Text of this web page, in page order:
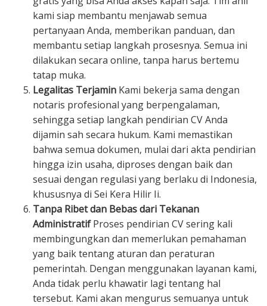
kami siap membantu menjawab semua
pertanyaan Anda, memberikan panduan, dan
membantu setiap langkah prosesnya. Semua ini
dilakukan secara online, tanpa harus bertemu
tatap muka.
Legalitas Terjamin Kami bekerja sama dengan
notaris profesional yang berpengalaman,
sehingga setiap langkah pendirian CV Anda
dijamin sah secara hukum. Kami memastikan
bahwa semua dokumen, mulai dari akta pendirian
hingga izin usaha, diproses dengan baik dan
sesuai dengan regulasi yang berlaku di Indonesia,
khususnya di Sei Kera Hilir Ii.
Tanpa Ribet dan Bebas dari Tekanan
AdministratifProses pendirian CV sering kali
membingungkan dan memerlukan pemahaman
yang baik tentang aturan dan peraturan
pemerintah. Dengan menggunakan layanan kami,
Anda tidak perlu khawatir lagi tentang hal
tersebut. Kami akan mengurus semuanya untuk